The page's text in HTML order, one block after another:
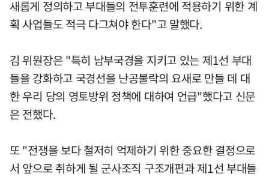
새롭게 정의하고 부대들의 전투훈련에 적용하기 위한 계
획 사업들도 적극 다그쳐야 한다"고 말했다.
김 위원장은 "특히 남부국경을 지키고 있는 제1선 부대
들을 강화하고 국경선을 난공불락의 요새로 만들 데 대
한 우리 당의 영토방위 정책에 대하여 언급"했다고 신문
은 전했다.
또 "전쟁을 보다 철저히 억제하기 위한 중요한 결정으로
서 앞으로 취하게 될 군사조직 구조개편과 제1선 부대들